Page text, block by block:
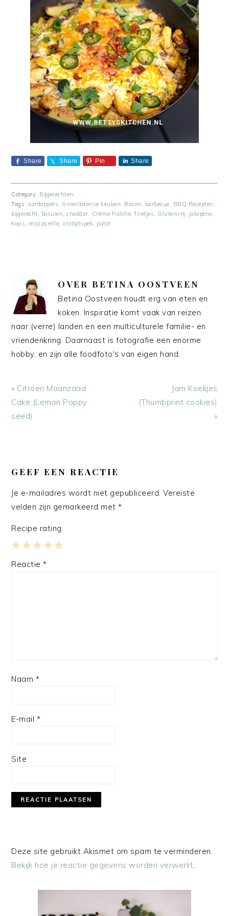
Share Share Pin Share
Category: Bijgerechten
Tags:aardappels Amerikaanse keuken Bacon barbecue BBQ Recepten
bijgerecht
bosuien ,cheddar Crème fraîche ,frietjes Glutenvrij jalapeno
Kaas
mozzarella ,ontbijtspek patat
OVER BETINA OOSTVEEN
Betina Oostveen houdt erg van eten en
koken. Inspiratie komt vaak van reizen
naar (verre) landen en een multiculturele familie- en
vriendenkring. Daarnaast is fotografie een enorme
hobby, en zijn alle foodfoto's van eigen hand.
Vorig
bericht:
« Citroen Maanzaad
Cake (Lemon Poppy
seed)
Volgend
bericht:
Jam Koekjes
(Thumbprint cookies)
»
INTERACTIES
GEEF EEN REACTIE
Je e-mailadres wordt niet gepubliceerd. Vereiste
velden zijn gemarkeerd met*
Recipe rating
4
3
2
1
Reactie*
Naam *
E-mail *
Site
Deze site gebruikt Akismet om spam te verminderen.
Bekijk hoe je reactie gegevens worden verwerkt